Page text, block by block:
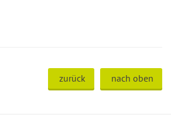
zurück nach oben